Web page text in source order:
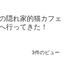
隠れ家的猫カフェ
行ってきた！
3件のビュー